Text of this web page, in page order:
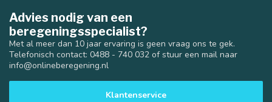
Advies nodig van een
beregeningsspecialist?
Met al meer dan 10 jaar ervaring is geen vraag ons te gek.
Telefonisch contact: 0488 - 740 032 of stuur een mail naar
info@onlineberegening.nl
Klantenservice